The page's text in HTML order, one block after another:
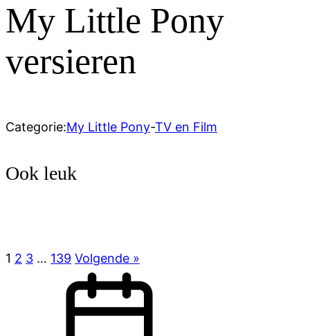
My Little Pony
versieren
Categorie:My Little Pony-TV en Film
Ook leuk
1 2 3 … 139 Volgende »